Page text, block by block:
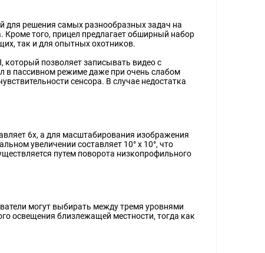
для решения самых разнообразных задач на
того, прицел предлагает обширный набор
так и для опытных охотников.
который позволяет записывать видео с
в пассивном режиме даже при очень слабом
сенсора. В случае недостатка
6x, а для масштабирования изображения
увеличении составляет 10° х 10°, что
путем поворота низкопрофильного
могут выбирать между тремя уровнями
освещения близлежащей местности, тогда как